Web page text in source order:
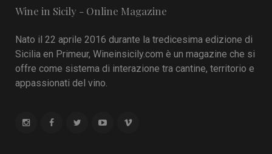
Wine in Sicily - Online Magazine
Nato il 22 aprile 2016 durante la tredicesima edizione di
Sicilia en Primeur, Wineinsicily.com è un magazine che si
offre come sistema di interazione tra cantine, territorio e
appassionati del vino.